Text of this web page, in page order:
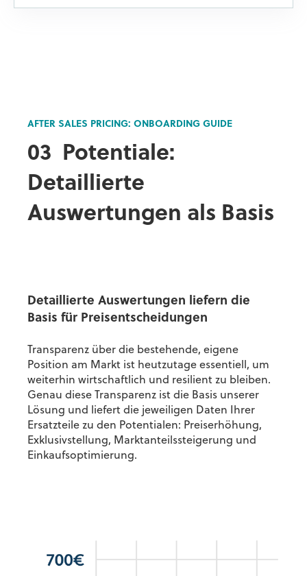
AFTER SALES PRICING: ONBOARDING GUIDE
03 Potentiale:
Detaillierte
Auswertungen als Basis
Detaillierte Auswertungen liefern die
Basis für Preisentscheidungen
Transparenz über die bestehende, eigene
Position am Markt ist heutzutage essentiell, um
weiterhin wirtschaftlich und resilient zu bleiben.
Genau diese Transparenz ist die Basis unserer
Lösung und liefert die jeweiligen Daten Ihrer
Ersatzteile zu den Potentialen: Preiserhöhung,
Exklusivstellung, Marktanteilssteigerung und
Einkaufsoptimierung.